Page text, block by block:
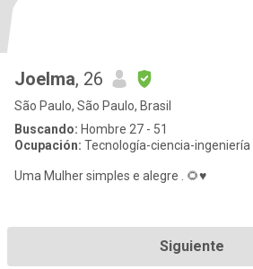
Joelma, 26
São Paulo, São Paulo, Brasil
Buscando: Hombre 27 - 51
Ocupación: Tecnología-ciencia-ingeniería
Uma Mulher simples e alegre . 🌻♥️
Siguiente